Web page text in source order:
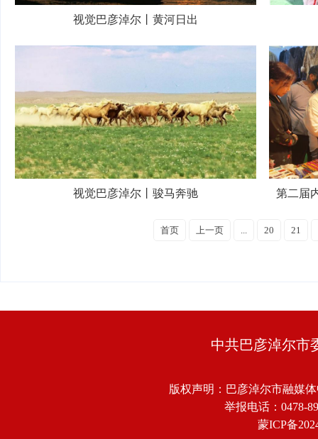
视觉巴彦淖尔丨黄河日出
视觉巴彦淖尔丨骏马奔驰 第二届
首页 上一页 ... 20 21
中共巴彦淖尔市
版权声明：巴彦淖尔市融媒
举报电话：0478-
蒙ICP备